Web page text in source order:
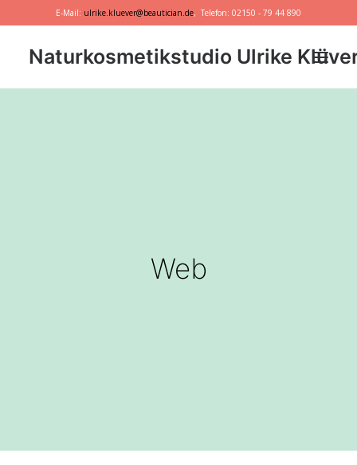
E-Mail: ulrike.kluever@beautician.de, Telefon: 02150 - 79 44 890
Naturkosmetikstudio Ulrike
Web